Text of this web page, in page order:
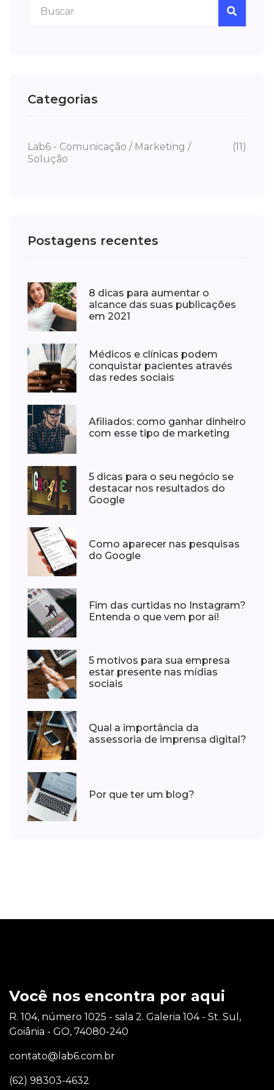
Categorias
Lab6 - Comunicação / Marketing /
Solução
(11)
Postagens recentes
8 dicas para aumentar o
alcance das suas publicações
em 2021
Médicos e clínicas podem
conquistar pacientes através
das redes sociais
Afiliados: como ganhar dinheiro
com esse tipo de marketing
5 dicas para o seu negócio se
destacar nos resultados do
Google
Como aparecer nas pesquisas
do Google
Fim das curtidas no Instagram?
Entenda o que vem por aí!
5 motivos para sua empresa
estar presente nas mídias
sociais
Qual a importância da
assessoria de imprensa digital?
Por que ter um blog?
Você nos encontra por aqui
R. 104, número 1025 - sala 2. Galeria 104 - St. Sul,
Goiânia - GO, 74080-240
contato@lab6.com.br
(62) 98303-4632